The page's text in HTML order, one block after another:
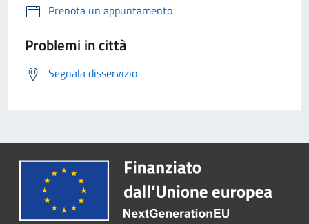
Prenota un appuntamento
Problemi in città
Segnala disservizio